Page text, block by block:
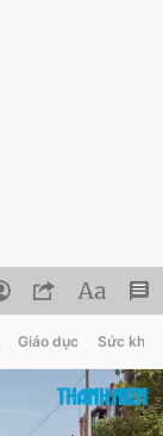
Giáo dục Sức khỏe